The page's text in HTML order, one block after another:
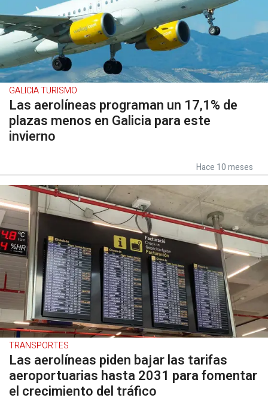
GALICIA TURISMO
Las aerolíneas programan un 17,1% de
plazas menos en Galicia para este
invierno
Hace 10 meses
TRANSPORTES
Las aerolíneas piden bajar las tarifas
aeroportuarias hasta 2031 para fomentar
el crecimiento del tráfico